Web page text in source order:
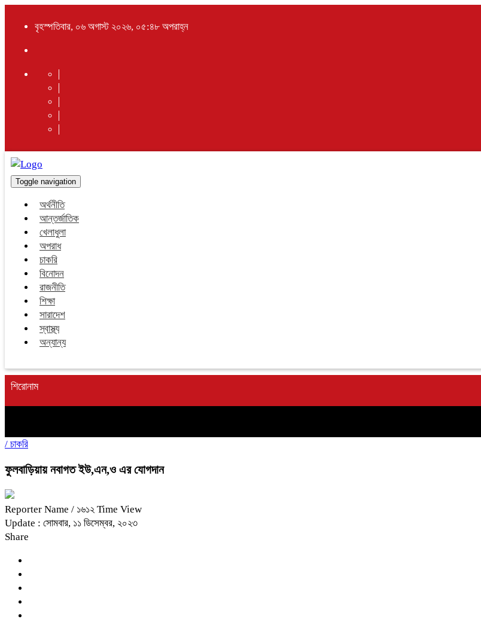
বৃহস্পতিবার, ০৬ অগাস্ট ২০২৬, ০৫:৪৮ অপরাহ্ন
Toggle navigation
অর্থনীতি
আন্তর্জাতিক
খেলাধুলা
অপরাধ
চাকরি
বিনোদন
রাজনীতি
শিক্ষা
সারাদেশ
স্বাস্থ্য
অন্যান্য
শিরোনাম
/ চাকরি
ফুলবাড়িয়ায় নবাগত ইউ,এন,ও এর যোগদান
Reporter Name / ১৬১২ Time View
Update : সোমবার, ১১ ডিসেম্বর, ২০২৩
Share